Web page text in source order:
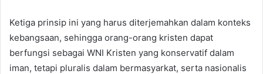
Ketiga prinsip ini yang harus diterjemahkan dalam konteks
kebangsaan, sehingga orang-orang kristen dapat
berfungsi sebagai WNI Kristen yang konservatif dalam
iman, tetapi pluralis dalam bermasyarkat, serta nasionalis